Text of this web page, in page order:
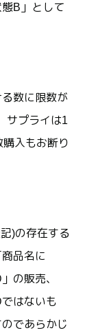
B」として
数に限数が
サプライは1
入もお断り
)の存在する
品名に
の販売、
はないも
であらかじ